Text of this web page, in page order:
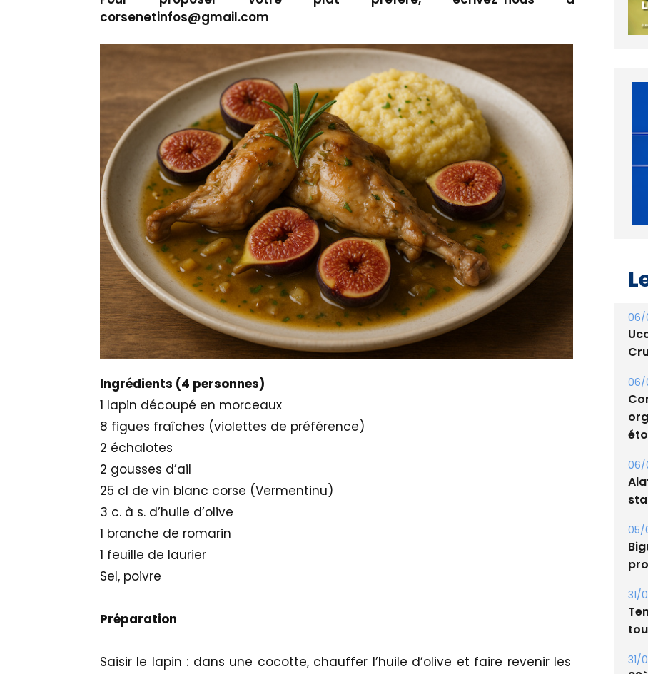
corsenetinfos@gmail.com
Ingrédients (4 personnes)
1 lapin découpé en morceaux
8 figues fraîches (violettes de préférence)
2 échalotes
2 gousses d’ail
25 cl de vin blanc corse (Vermentinu)
3 c. à s. d’huile d’olive
1 branche de romarin
1 feuille de laurier
Sel, poivre
​Préparation
Saisir le lapin : dans une cocotte, chauffer l’huile d’olive et faire revenir les
06/
06/
06/
05/
31/